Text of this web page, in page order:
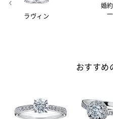
婚
ラヴィン
おすすめ